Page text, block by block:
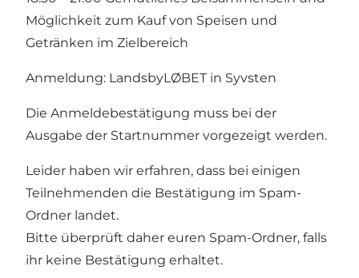
Möglichkeit zum Kauf von Speisen und
Getränken im Zielbereich
Anmeldung: LandsbyLØBET in Syvsten
Die Anmeldebestätigung muss bei der
Ausgabe der Startnummer vorgezeigt werden.
Leider haben wir erfahren, dass bei einigen
Teilnehmenden die Bestätigung im Spam-
Ordner landet.
Bitte überprüft daher euren Spam-Ordner, falls
ihr keine Bestätigung erhaltet.